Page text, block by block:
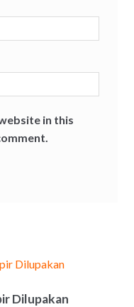
in this
Dilupakan